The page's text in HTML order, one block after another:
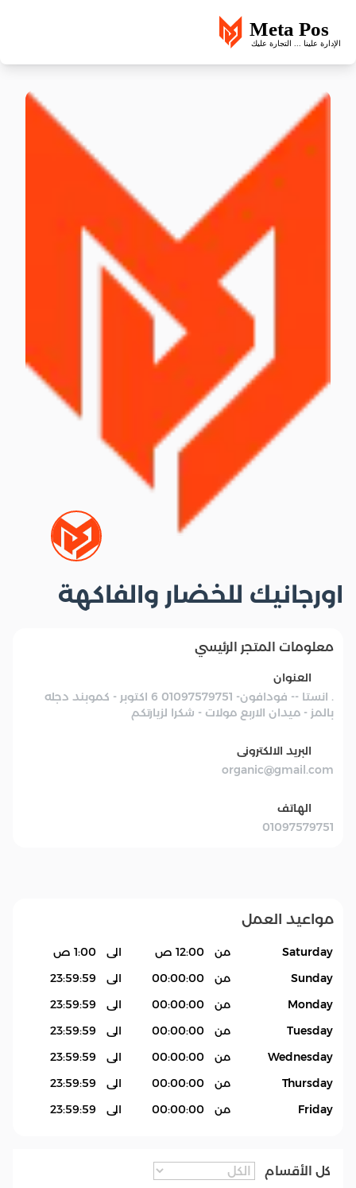
اورجانيك للخضار والفاكهة
معلومات المتجر الرئيسي
العنوان
. انستا -- فودافون- 01097579751 6 اكتوبر - كموبند دجله
بالمز - ميدان الاربع مولات - شكرا لزيارتكم
البريد الالكترونى
organic@gmail.com
الهاتف
01097579751
مواعيد العمل
Saturday من 12:00 ص الى
1:00 ص
Sunday
من 00:00:00 الى
23:59:59
Monday
من 00:00:00 الى
23:59:59
Tuesday
من 00:00:00 الى
23:59:59
Wednesday
من 00:00:00 الى
23:59:59
Thursday
من 00:00:00 الى
23:59:59
Friday
من 00:00:00 الى 23:59:59
كل الأقسام